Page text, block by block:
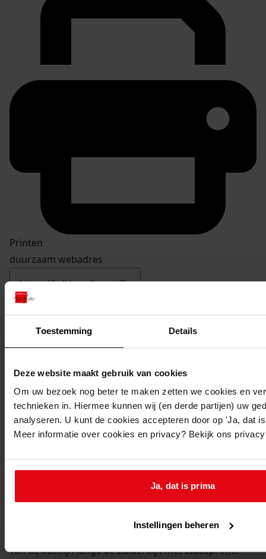
Toestemming Details
Deze website maakt gebruik van cookies
Om uw bezoek nog beter te maken zetten we cookies en
technieken in. Hiermee kunnen wij (en derde partijen) uw
analyseren. U kunt de cookies accepteren door op 'Ja, dat
Meer informatie over cookies en privacy? Bekijk ons
Ja, dat is prima
Instellingen beheren
Printen
duurzaam webadres
1a61Slag op de Zuiderzee, 11 en 12 oktober 1573,
1573, 11 en 12 oktober
1500-1700
1a061
Circa twintig strijdende schepen. Linksboven een deel
van de kustlijn langs de Zuiderdijk met stadsprofiel